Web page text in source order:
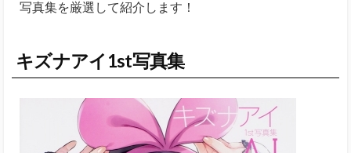
写真集を厳選して紹介します！
キズナアイ1st写真集